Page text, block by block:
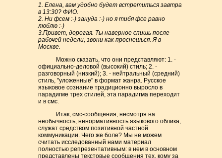
1. Елена, вам удобно будет встретиться завтра
в 13:30? ФИО.
2. Ни фсем :-) зануда :-) но я тибя фсе равно
люблю :-)
3.Привет, дорогая. Ты наверное спишь после
рабочей недели, звони как проснешься. Я в
Москве.
Можно сказать, что они представляют: 1. -
официально-деловой (высокий) стиль; 2. -
разговорный (низкий); 3. - нейтральный (средний)
стиль, "уложенные" в формат жанра. Русское
языковое сознание традиционно выросло в
парадигме трех стилей, эта парадигма переходит
и в смс.
Итак, смс-сообщения, несмотря на
необычность, ненормативность языкового облика,
служат средством позитивной частной
коммуникации. Чего же боле? Мы не можем
считать исследованный нами материал
полностью репрезентативным: в нем в основном
представлены текстовые сообщения тех, кому за